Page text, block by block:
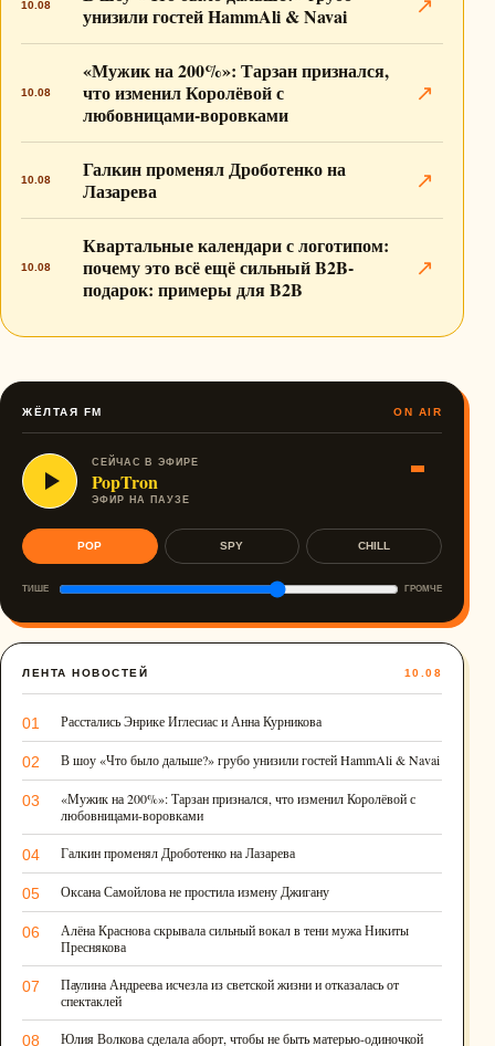
10.08
унизили гостей HammAli & Navai
↗
10.08
«Мужик на 200%»: Тарзан признался,
что изменил Королёвой с
любовницами-воровками
↗
10.08
Галкин променял Дроботенко на
Лазарева
↗
10.08
Квартальные календари с логотипом:
почему это всё ещё сильный B2B-
подарок: примеры для B2B
↗
ЖЁЛТАЯ FM ON AIR
СЕЙЧАС В ЭФИРЕ
PopTron
ЭФИР НА ПАУЗЕ
POP SPY CHILL
ТИШЕ ГРОМЧЕ
ЛЕНТА НОВОСТЕЙ 10.08
01 Расстались Энрике Иглесиас и Анна Курникова
02 В шоу «Что было дальше?» грубо унизили гостей HammAli & Navai
03
«Мужик на 200%»: Тарзан признался, что изменил Королёвой с
любовницами-воровками
04 Галкин променял Дроботенко на Лазарева
05 Оксана Самойлова не простила измену Джигану
06
Алёна Краснова скрывала сильный вокал в тени мужа Никиты
Преснякова
07
Паулина Андреева исчезла из светской жизни и отказалась от
спектаклей
08 Юлия Волкова сделала аборт, чтобы не быть матерью-одиночкой